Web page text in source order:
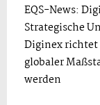
EQS-News:
Strategische
Diginex richtet
globaler
werden